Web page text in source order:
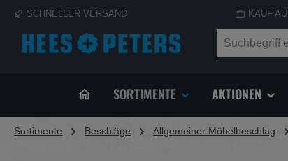
Zur Hauptnavigation springen
SCHNELLER VERSAND KAUF
SORTIMENTE AKTIONEN
Sortimente Beschläge Allgemeiner Möbelbeschlag